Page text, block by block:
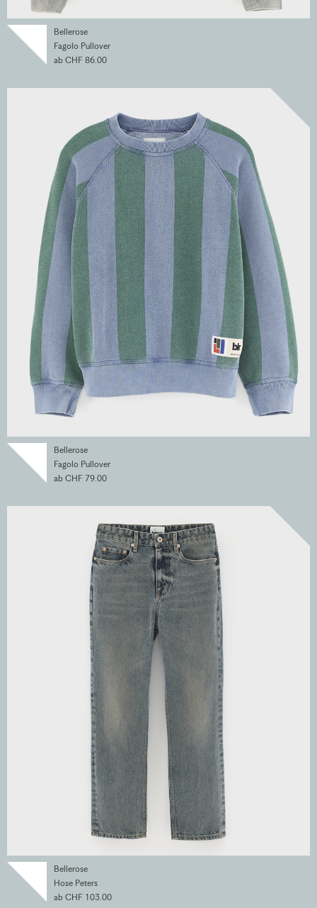
Bellerose
Fagolo Pullover
ab CHF 86.00
Bellerose
Fagolo Pullover
ab CHF 79.00
Bellerose
Hose Peters
ab CHF 103.00